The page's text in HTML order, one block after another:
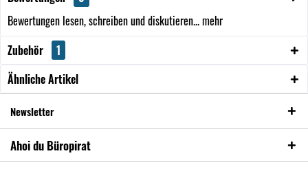
Bewertungen lesen, schreiben und diskutieren...mehr
Zubehör
1
Ähnliche Artikel
Newsletter
Ahoi du Büropirat